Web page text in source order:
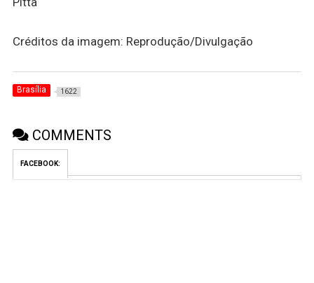
Créditos da imagem: Reprodução/Divulgação
Brasília 1622
COMMENTS
FACEBOOK: